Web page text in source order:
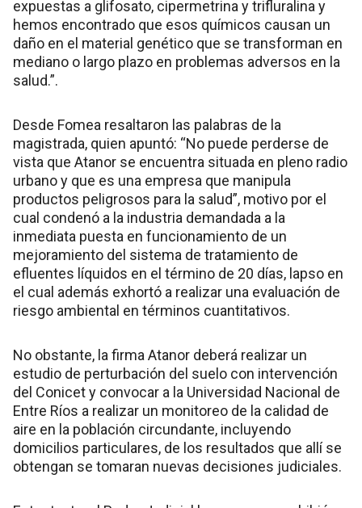
expuestas a glifosato, cipermetrina y trifluralina y
hemos encontrado que esos químicos causan un
daño en el material genético que se transforman en
mediano o largo plazo en problemas adversos en la
salud.”.
Desde Fomea resaltaron las palabras de la
magistrada, quien apuntó: “No puede perderse de
vista que Atanor se encuentra situada en pleno radio
urbano y que es una empresa que manipula
productos peligrosos para la salud”, motivo por el
cual condenó a la industria demandada a la
inmediata puesta en funcionamiento de un
mejoramiento del sistema de tratamiento de
efluentes líquidos en el término de 20 días, lapso en
el cual además exhortó a realizar una evaluación de
riesgo ambiental en términos cuantitativos.
No obstante, la firma Atanor deberá realizar un
estudio de perturbación del suelo con intervención
del Conicet y convocar a la Universidad Nacional de
Entre Ríos a realizar un monitoreo de la calidad de
aire en la población circundante, incluyendo
domicilios particulares, de los resultados que allí se
obtengan se tomaran nuevas decisiones judiciales.